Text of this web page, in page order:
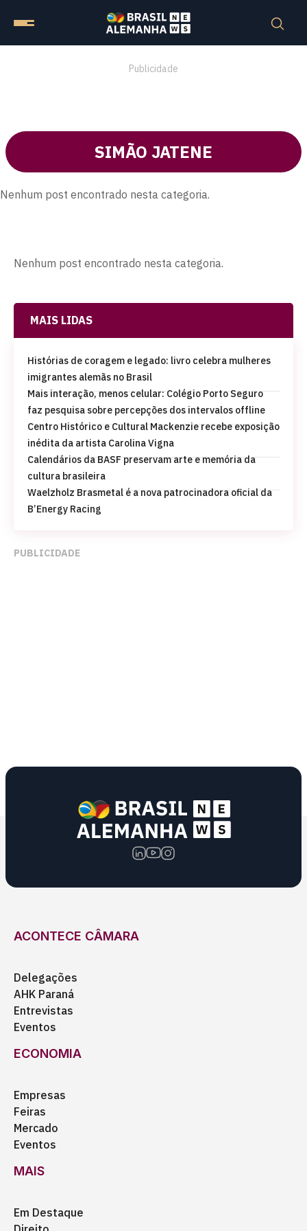
Publicidade
SIMÃO JATENE
Nenhum post encontrado nesta categoria.
Nenhum post encontrado nesta categoria.
MAIS LIDAS
Histórias de coragem e legado: livro celebra mulheres
imigrantes alemãs no Brasil
Mais interação, menos celular: Colégio Porto Seguro
faz pesquisa sobre percepções dos intervalos offline
Centro Histórico e Cultural Mackenzie recebe exposição
inédita da artista Carolina Vigna
Calendários da BASF preservam arte e memória da
cultura brasileira
Waelzholz Brasmetal é a nova patrocinadora oficial da
B’Energy Racing
PUBLICIDADE
ACONTECE CÂMARA
Delegações
AHK Paraná
Entrevistas
Eventos
ECONOMIA
Empresas
Feiras
Mercado
Eventos
MAIS
Em Destaque